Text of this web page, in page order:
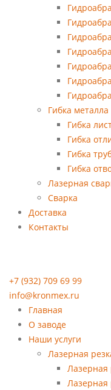
Гибка металла
Гибка
Гибка
Гибка
Гибка
Лазерная
Сварка
Доставка
Контакты
+7 (932) 709 69 99
info@kronmex.ru
Главная
О заводе
Наши услуги
Лазерная
Лазерная
Лазерная